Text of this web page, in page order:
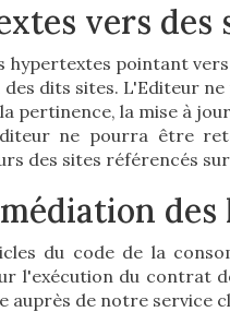
vers des
hypertextes pointant
dits sites. L'Editeur
pertinence, la mise à
ne pourra être
des sites référencés
du code de la
l'exécution du contrat
auprès de notre service